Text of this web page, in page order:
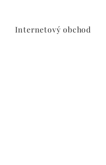
Internetový obchod